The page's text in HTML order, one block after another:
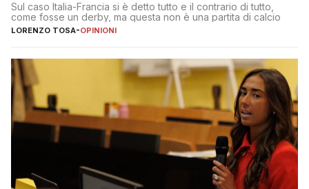
Sul caso Italia-Francia si è detto tutto e il contrario di tutto,
come fosse un derby, ma questa non è una partita di calcio
LORENZO TOSA-OPINIONI